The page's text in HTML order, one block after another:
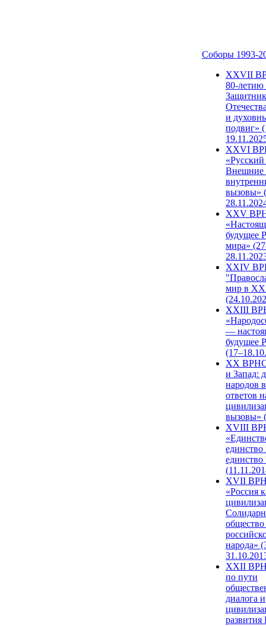
Соборы 1993-
ХХVII
80-
и
подвиг»
XXVI
Внешние
вызовы»
XXV
будущее
мира»
XXIV
мир в
XXIII
—
будущее
XX ВРНС
и Запад:
народов
ответов
вызовы»
XVIII
единство
единство
XVII
«Россия
народа»
XXII
по пути
диалога и
развития